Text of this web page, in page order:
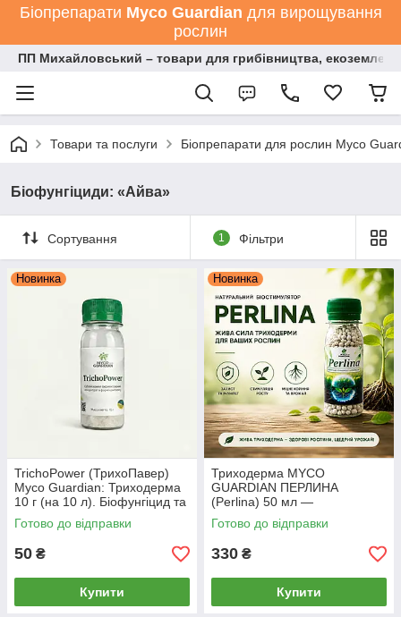
Біопрепарати Мyco Guardian для вирощування
рослин
ПП Михайловський – товари для грибівництва,
Товари та послуги Біопрепарати для рослин Myco
Біофунгіциди: «Айва»
Сортування 1 Фільтри
Новинка
TrichoPower (ТрихоПавер)
Myco Guardian: Триходерма
10 г (на 10 л). Біофунгіцид та
укорінювач
Готово до відправки
50 ₴
Купити
Новинка
Триходерма MYCO
GUARDIAN ПЕРЛИНА
(Perlina) 50 мл —
біофунгіцид-концентрат,
стимулятор, антистресант
Готово до відправки
330 ₴
Купити